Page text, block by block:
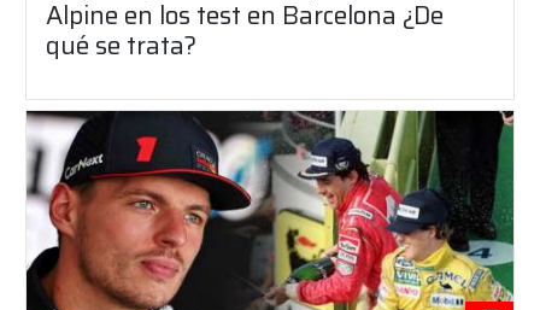
Alpine en los test en Barcelona ¿De
qué se trata?